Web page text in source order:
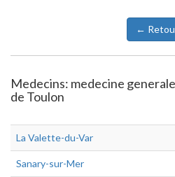
←
Medecins: medecine
de Toulon
La Valette-du-Var
Sanary-sur-Mer